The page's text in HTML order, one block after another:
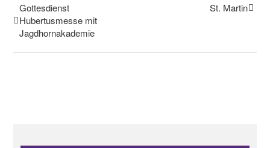
Gottesdienst
Hubertusmesse mit
Jagdhornakademie
St. Martin